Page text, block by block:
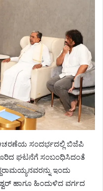
ಸಂದರ್ಭದಲ್ಲಿ ಬಿಜೆಪಿ
ಘಟನೆಗೆ ಸಂಬಂಧಿಸಿದಂತೆ
ಇಂದು
ಹಾಗೂ ಹಿಂದುಳಿದ ವರ್ಗದ